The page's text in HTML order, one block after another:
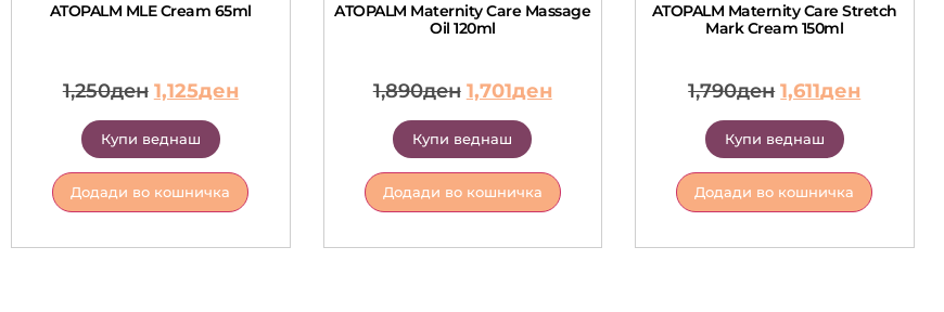
ATOPALM MLE Cream 65ml
1,250ден 1,125ден
Купи веднаш
Додади во кошничка
ATOPALM Maternity Care Massage
Oil 120ml
1,890ден 1,701ден
Купи веднаш
Додади во кошничка
ATOPALM Maternity Care Stretch
Mark Cream 150ml
1,790ден 1,611ден
Купи веднаш
Додади во кошничка